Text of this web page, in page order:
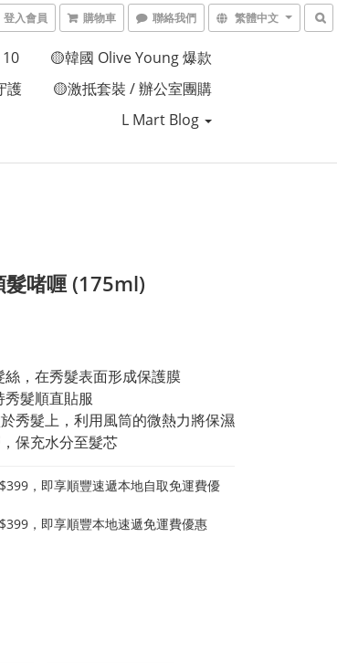
登入會員 購物車 聯絡我們 繁體中文
🟡韓國 Olive Young 爆款
護
🟡激抵套裝 / 辦公室團購
L Mart Blog
啫喱 (175ml)
，在秀髮表面形成保護膜
髮順直貼服
秀髮上，利用風筒的微熱力將保濕
保充水分至髮芯
，即享順豐速遞本地自取免運費優
，即享順豐本地速遞免運費優惠